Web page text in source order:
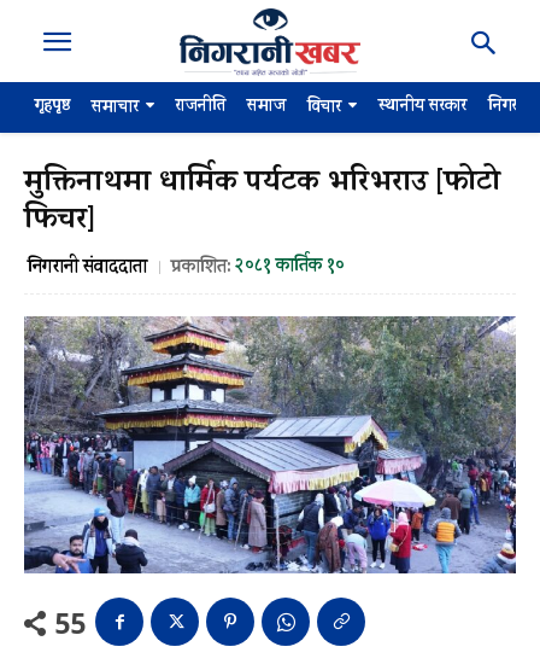
गृहपृष्ठ समाचार राजनीति समाज विचार स्थानीय सरकार
मुक्तिनाथमा धार्मिक पर्यटक भरिभराउ [फोटो
फिचर]
निगरानी संवाददाता प्रकाशित:२०८१ कार्तिक १०
55